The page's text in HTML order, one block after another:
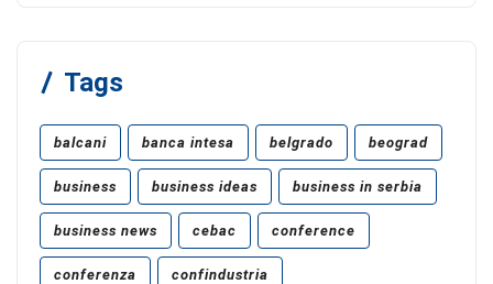
Tags
balcani banca intesa belgrado beograd
business business ideas business in serbia
business news cebac conference
conferenza confindustria